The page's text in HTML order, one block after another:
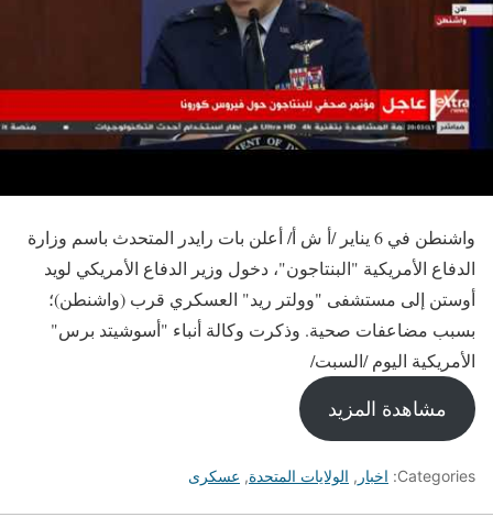
واشنطن في 6 يناير /أ ش أ/ أعلن بات رايدر المتحدث باسم وزارة
الدفاع الأمريكية "البنتاجون"، دخول وزير الدفاع الأمريكي لويد
أوستن إلى مستشفى "وولتر ريد" العسكري قرب (واشنطن)؛
بسبب مضاعفات صحية. وذكرت وكالة أنباء "أسوشيتد برس"
الأمريكية اليوم /السبت/
مشاهدة المزيد
Categories: اخبار , الولايات المتحدة, عسكرى